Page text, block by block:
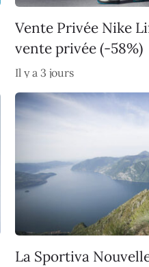
Vente Privée Nike
vente privée (-58%)
Il y a 3 jours
La Sportiva